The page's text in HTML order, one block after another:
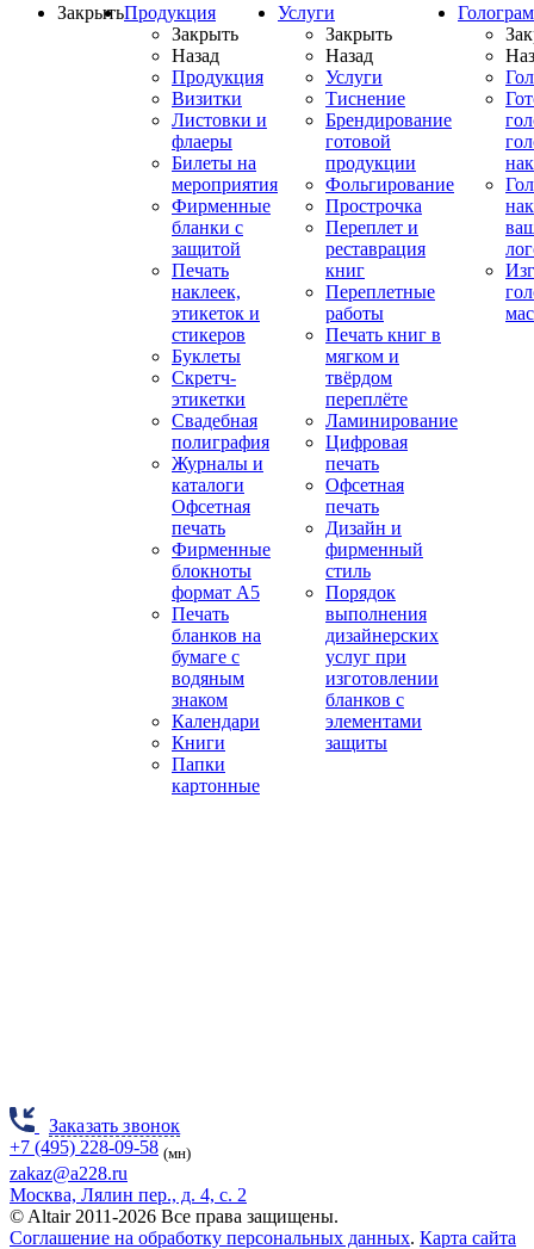
ЗакрытьПродукция
Закрыть
Назад
Продукция
Визитки
Листовки и
флаеры
Билеты на
мероприятия
Фирменные
бланки с
защитой
Печать
наклеек,
этикеток и
стикеров
Буклеты
Скретч-
этикетки
Свадебная
полиграфия
Журналы и
каталоги
Офсетная
печать
Фирменные
блокноты
формат А5
Печать
бланков на
бумаге с
водяным
знаком
Календари
Книги
Папки
картонные
Услуги
Закрыть
Назад
Услуги
Тиснение
Брендирование
готовой
продукции
Фольгирование
Прострочка
Переплет и
реставрация
книг
Переплетные
работы
Печать книг в
мягком и
твёрдом
переплёте
Ламинирование
Цифровая
печать
Офсетная
печать
Дизайн и
фирменный
стиль
Порядок
выполнения
дизайнерских
услуг при
изготовлении
бланков с
элементами
защиты
Заказать звонок
+7 (495) 228-09-58 (мн)
zakaz@a228.ru
Москва, Лялин пер., д. 4, с. 2
© Altair 2011-2026 Все права защищены.
Соглашение на обработку персональных данных. Карта сайта